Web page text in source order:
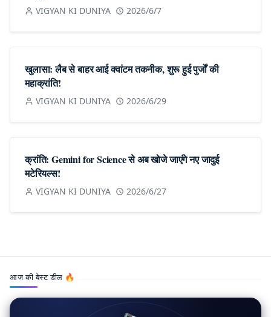
VIGYAN KI DUNIYA 2026/6/7
खुलासा: लैब से बाहर आई क्वांटम तकनीक, शुरू हुई पुर्जों की
महाक्रांति!
VIGYAN KI DUNIYA 2026/6/29
क्रांति: Gemini for Science से अब खोजे जाएंगे नए जादुई
मटेरियल्स!
VIGYAN KI DUNIYA 2026/6/27
आज की बेस्ट डील 🔥